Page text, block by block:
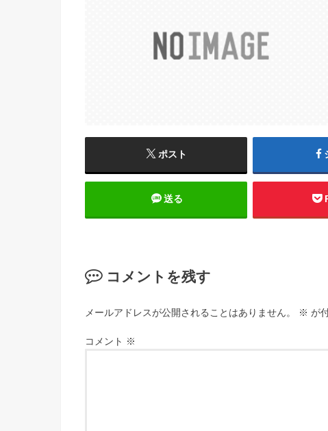
ポスト
送る
コメントを残す
メールアドレスが公開されることはありません。 ※ が
コメント ※